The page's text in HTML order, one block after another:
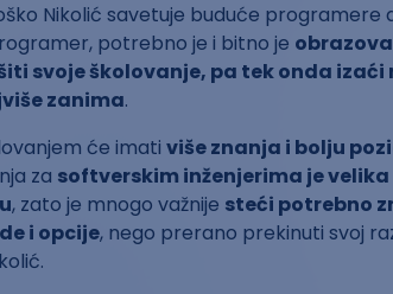
Nikolić savetuje buduće programere
potrebno je i bitno je
svoje školovanje, pa tek onda
zanima.
će imati više znanja i bolju
za softverskim inženjerima je
, zato je mnogo važnije steći potrebno
i opcije, nego prerano prekinuti svoj